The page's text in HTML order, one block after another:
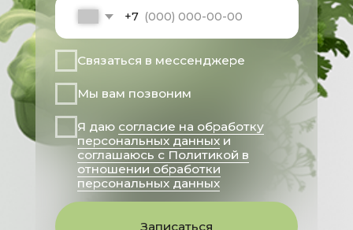
Соц. сети:
Стать частью команды
Политика в отношении обработки
персональных данных
Условия обработки пользовательских
Согласие на обработку персональных
ДОКУМЕНТЫ